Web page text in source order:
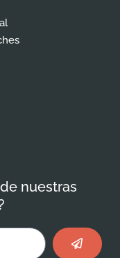
nuestras
Enviar